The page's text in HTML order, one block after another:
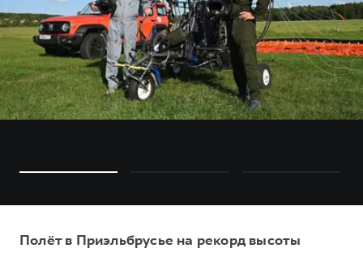
Полёт в Приэльбрусье на рекорд высоты